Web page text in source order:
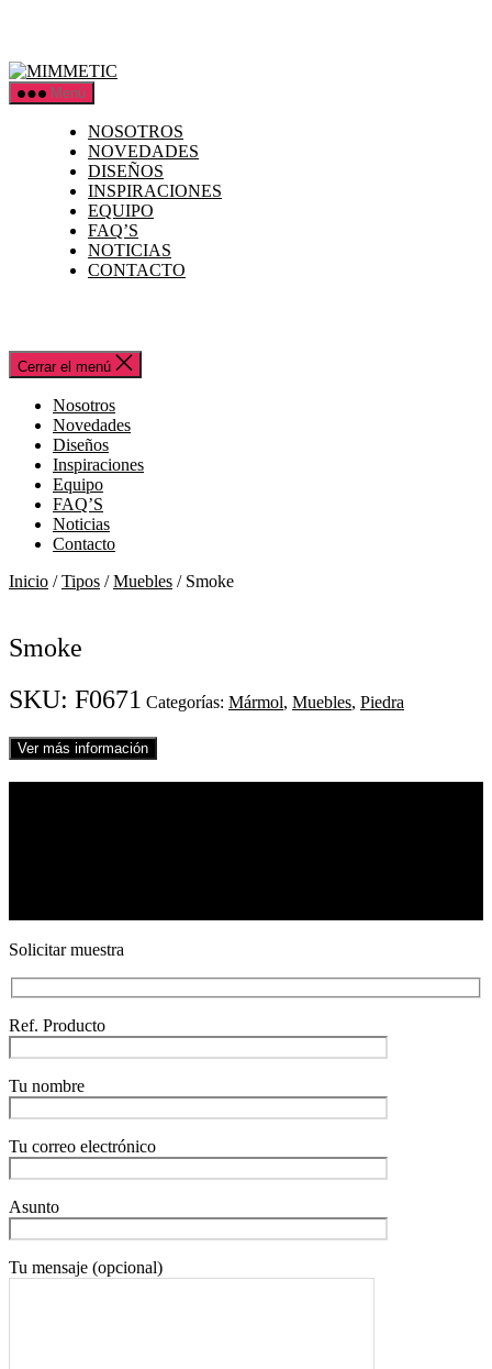
Menú
NOSOTROS
NOVEDADES
DISEÑOS
INSPIRACIONES
EQUIPO
FAQ’S
NOTICIAS
CONTACTO
Cerrar el menú
Nosotros
Novedades
Diseños
Inspiraciones
Equipo
FAQ’S
Noticias
Contacto
Inicio /Tipos /Muebles / Smoke
Smoke
SKU: F0671 Categorías: Mármol, Muebles, Piedra
Ver más información
Solicitar muestra
Ref. Producto
Tu nombre
Tu correo electrónico
Asunto
Tu mensaje (opcional)